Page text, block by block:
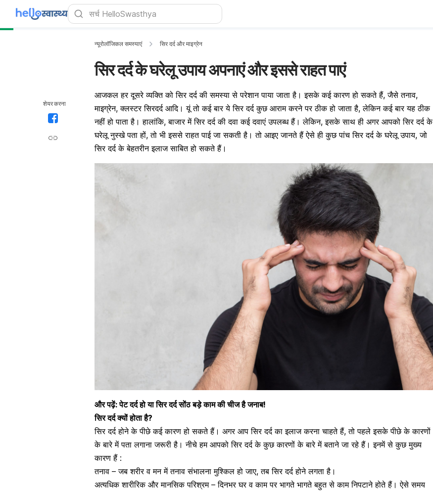
शेयर करना
न्यूरोलॉजिकल समस्याएं सिर दर्द और माइग्रेन
सिर दर्द के घरेलू उपाय अपनाएं और इससे राहत पाएं
आजकल हर दूसरे व्यक्ति को सिर दर्द की समस्या से परेशान पाया जाता है। इसके कई कारण हो सकते हैं, जैसेतनाव,
माइग्रेन, क्लस्टर सिरदर्द आदि। यूं तो कई बार ये सिर दर्द कुछ आराम करने पर ठीक हो जाता है, लेकिन कई बार यह ठीक
नहीं हो पाता है। हालांकि, बाजार में सिर दर्द की दवा कई दवाएं उपलब्ध हैं।लेकिन, इसके साथ ही अगर आपको सिर दर्द के
घरेलू नुस्खे पता हों, तो भी इससे राहत पाई जा सकती है। तो आइए जानते हैं ऐसे ही कुछ पांच सिर दर्द के घरेलू उपाय, जो
सिर दर्द के बेहतरीन इलाज साबित हो सकते हैं।
और पढ़ें: पेट दर्द हो या सिर दर्द सोंठ बड़े काम की चीज है जनाब!
सिर दर्द क्यों होता है?
सिर दर्द होने के पीछे कई कारण हो सकते हैं। अगर आपसिर दर्द का इलाजकरना चाहते हैं, तो पहले इसके पीछे के कारणों
के बारे में पता लगाना जरूरी है। नीचे हम आपकोसिर दर्द के कुछ कारणों के बारे में बताने जा रहे हैं। इनमें से कुछ मुख्य
कारण हैं :
तनाव – जब शरीर व मन में तनाव संभालना मुश्किल हो जाए, तब सिर दर्द होने लगता है।
अत्यधिक शारीरिक और मानसिक परिश्रम – दिनभर घर व काम पर भागते भागते बहुत से काम निपटाने होते हैं। ऐसे समय